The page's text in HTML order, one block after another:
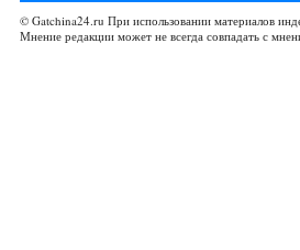
© Gatchina24.ru При использовании материалов
Мнение редакции может не всегда совпадать с